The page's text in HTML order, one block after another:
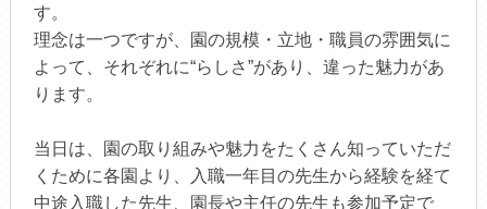
す。
理念は一つですが、園の規模・立地・職員の雰囲気に
よって、それぞれに“らしさ”があり、違った魅力があ
ります。
当日は、園の取り組みや魅力をたくさん知っていただ
くために各園より、入職一年目の先生から経験を経て
中途入職した先生、園長や主任の先生も参加予定で